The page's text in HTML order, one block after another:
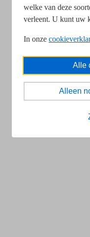
welke van deze
verleent. U kunt uw
In onze
Alle
Alleen